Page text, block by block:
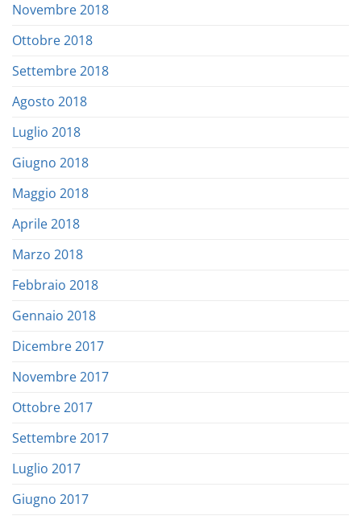
Novembre 2018
Ottobre 2018
Settembre 2018
Agosto 2018
Luglio 2018
Giugno 2018
Maggio 2018
Aprile 2018
Marzo 2018
Febbraio 2018
Gennaio 2018
Dicembre 2017
Novembre 2017
Ottobre 2017
Settembre 2017
Luglio 2017
Giugno 2017